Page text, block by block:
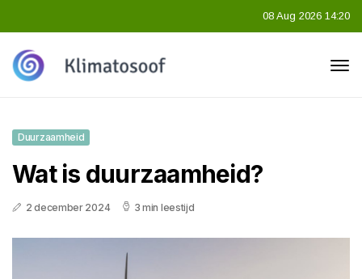
08 Aug 2026 14:20
Duurzaamheid
Wat is duurzaamheid?
2 december 2024 3 min leestijd